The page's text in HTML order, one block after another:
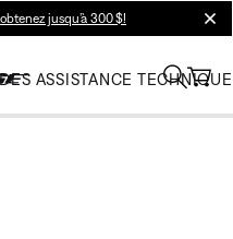
jusqu’à 300 $!
ASSISTANCE TECHNIQUE